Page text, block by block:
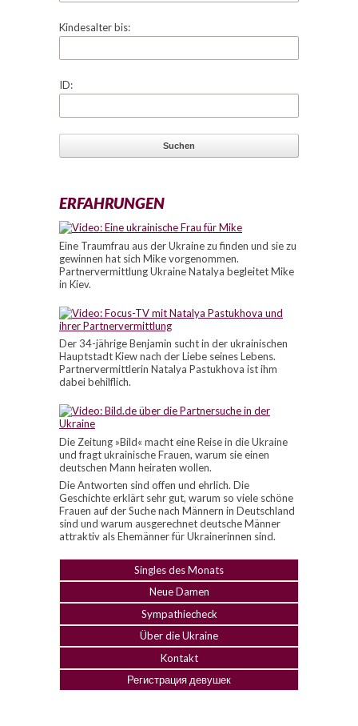
Kindesalter bis:
ID:
ERFAHRUNGEN
Eine Traumfrau aus der Ukraine zu finden und sie zu
gewinnen hat sich Mike vorgenommen.
Partnervermittlung Ukraine Natalya begleitet Mike
in Kiev.
Der 34-jährige Benjamin sucht in der ukrainischen
Hauptstadt Kiew nach der Liebe seines Lebens.
Partnervermittlerin Natalya Pastukhova ist ihm
dabei behilflich.
Die Zeitung »Bild« macht eine Reise in die Ukraine
und fragt ukrainische Frauen, warum sie einen
deutschen Mann heiraten wollen.
Die Antworten sind offen und ehrlich. Die
Geschichte erklärt sehr gut, warum so viele schöne
Frauen auf der Suche nach Männern in Deutschland
sind und warum ausgerechnet deutsche Männer
attraktiv als Ehemänner für Ukrainerinnen sind.
Singles des Monats
Neue Damen
Sympathiecheck
Über die Ukraine
Kontakt
Регистрация девушек